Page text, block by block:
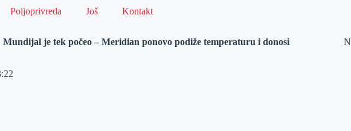
Poljoprivreda Još Kontakt
je tek počeo – Meridian ponovo podiže temperaturu i donosi